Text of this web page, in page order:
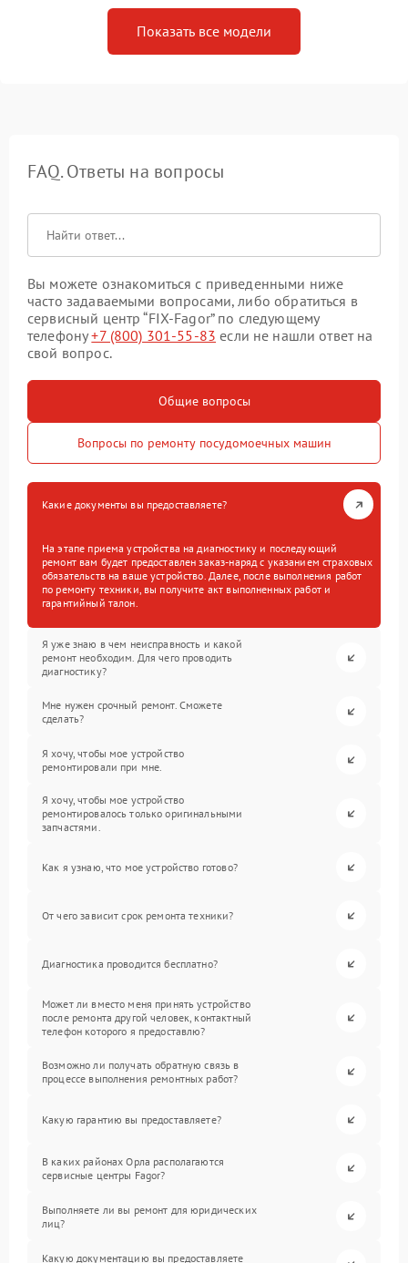
Показать все модели
FAQ. Ответы на вопросы
Вы можете ознакомиться с приведенными ниже
часто задаваемыми вопросами, либо обратиться в
сервисный центр “FIX-Fagor” по следующему
телефону+7 (800) 301-55-83 если не нашли ответ на
свой вопрос.
Общие вопросы
Вопросы по ремонту посудомоечных машин
Какие документы вы предоставляете?
На этапе приема устройства на диагностику и последующий
ремонт вам будет предоставлен заказ-наряд с указанием страховых
обязательств на ваше устройство. Далее, после выполнения работ
по ремонту техники, вы получите акт выполненных работ и
гарантийный талон.
Я уже знаю в чем неисправность и какой
ремонт необходим. Для чего проводить
диагностику?
Мне нужен срочный ремонт. Сможете
сделать?
Я хочу, чтобы мое устройство
ремонтировали при мне.
Я хочу, чтобы мое устройство
ремонтировалось только оригинальными
запчастями.
Как я узнаю, что мое устройство готово?
От чего зависит срок ремонта техники?
Диагностика проводится бесплатно?
Может ли вместо меня принять устройство
после ремонта другой человек, контактный
телефон которого я предоставлю?
Возможно ли получать обратную связь в
процессе выполнения ремонтных работ?
Какую гарантию вы предоставляете?
В каких районах Орла располагаются
сервисные центры Fagor?
Выполняете ли вы ремонт для юридических
лиц?
Какую документацию вы предоставляете